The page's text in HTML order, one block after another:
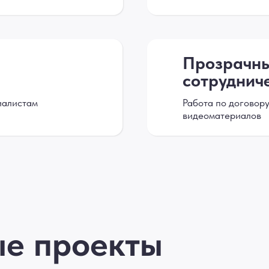
Работа по
видеоматериалов
проекты